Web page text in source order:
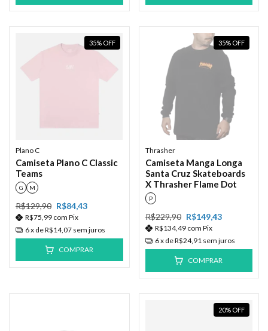
35% OFF
Plano C
Camiseta Plano C Classic
Teams
G M
R$129,90 R$84,43
R$75,99 com Pix
6x deR$14,07 sem juros
COMPRAR
35% OFF
Thrasher
Camiseta Manga Longa
Santa Cruz Skateboards
X Thrasher Flame Dot
P
R$229,90 R$149,43
R$134,49 com Pix
6x deR$24,91 sem juros
COMPRAR
20% OFF